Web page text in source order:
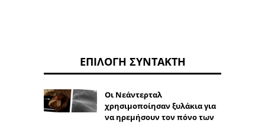
ΕΠΙΛΟΓΉ ΣΥΝΤΆΚΤΗ
Οι Νεάντερταλ
χρησιμοποίησαν ξυλάκια για
να ηρεμήσουν τον πόνο των